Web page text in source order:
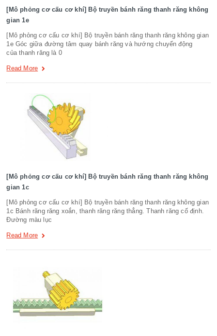
[Mô phỏng cơ cấu cơ khí] Bộ truyền bánh răng thanh răng không
gian 1e
[Mô phỏng cơ cấu cơ khí] Bộ truyền bánh răng thanh răng không gian
1e Góc giữa đường tâm quay bánh răng và hướng chuyển động
của thanh răng là 0
Read More
[Mô phỏng cơ cấu cơ khí] Bộ truyền bánh răng thanh răng không
gian 1c
[Mô phỏng cơ cấu cơ khí] Bộ truyền bánh răng thanh răng không gian
1c Bánh răng răng xoắn, thanh răng răng thẳng. Thanh răng cố định.
Đường màu lục
Read More